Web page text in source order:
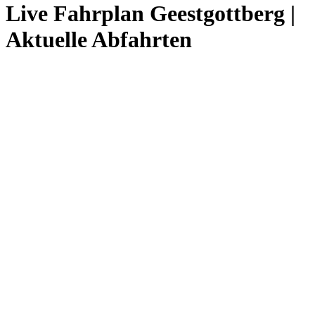
Live Fahrplan Geestgottberg |
Aktuelle Abfahrten